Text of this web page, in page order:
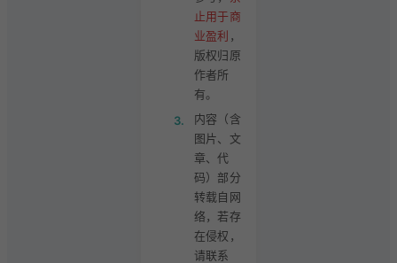
止用于商
业盈利 ，
版权归原
作者所
有。
3.
内容（含
图片、文
章、代
码）部分
转载自网
络，若存
在侵权，
请联系